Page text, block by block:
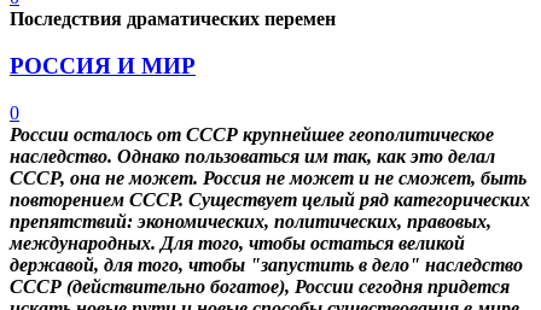
Последствия драматических перемен
РОССИЯ И МИР
0
России осталось от СССР крупнейшее геополитическое
наследство. Однако пользоваться им так, как это делал
СССР, она не может. Россия не может и не сможет, быть
повторением СССР. Существует целый ряд категорических
препятствий: экономических, политических, правовых,
международных. Для того, чтобы остаться великой
державой, для того, чтобы "запустить в дело" наследство
СССР (действительно богатое), России сегодня придется